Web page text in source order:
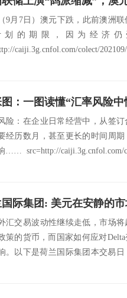
9月7日）澳元下跌，此前澳洲
划的期限，因为经济
caiji.3g.cnfol.com/colect/
：一图读懂“汇率风险中
险：在企业日常经营中，从签
经历数月，甚至更长的时间周
…… src=http://caiji.3g.cnfol.com/
汇交易波动性继续走低，市场
策的货币，而国家如何应对
。以下是荷兰国际集团本交易